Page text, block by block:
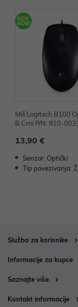
Miš Logitech B100
B Crni P/N: 910-
13,90 €
Senzor: Optički
Tip povezivanja:
Služba za korisnike
Informacije za kupce
Saznajte više
Kontakt informacije